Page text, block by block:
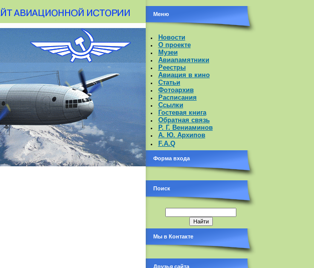
Меню
Новости
О проекте
Музеи
Авиапамятники
Реестры
Авиация в кино
Статьи
Фотоархив
Расписания
Ссылки
Гостевая книга
Обратная связь
Р. Г. Вениаминов
А. Ю. Архипов
F.A.Q
Форма входа
Поиск
Мы в Контакте
Друзья сайта